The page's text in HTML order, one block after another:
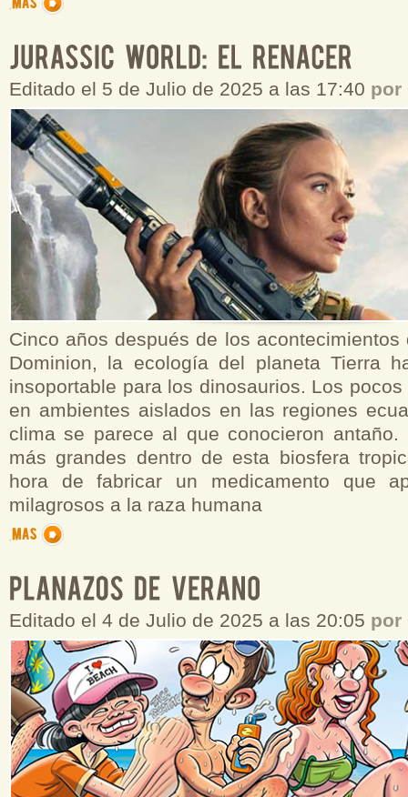
Editado el 5 de Julio de 2025 a las 17:40 por
Cinco años después de los acontecimientos
Dominion, la ecología del planeta Tierra
insoportable para los dinosaurios. Los
en ambientes aislados en las regiones
clima se parece al que conocieron antaño.
más grandes dentro de esta biosfera
hora de fabricar un medicamento que
milagrosos a la raza humana
Editado el 4 de Julio de 2025 a las 20:05 por